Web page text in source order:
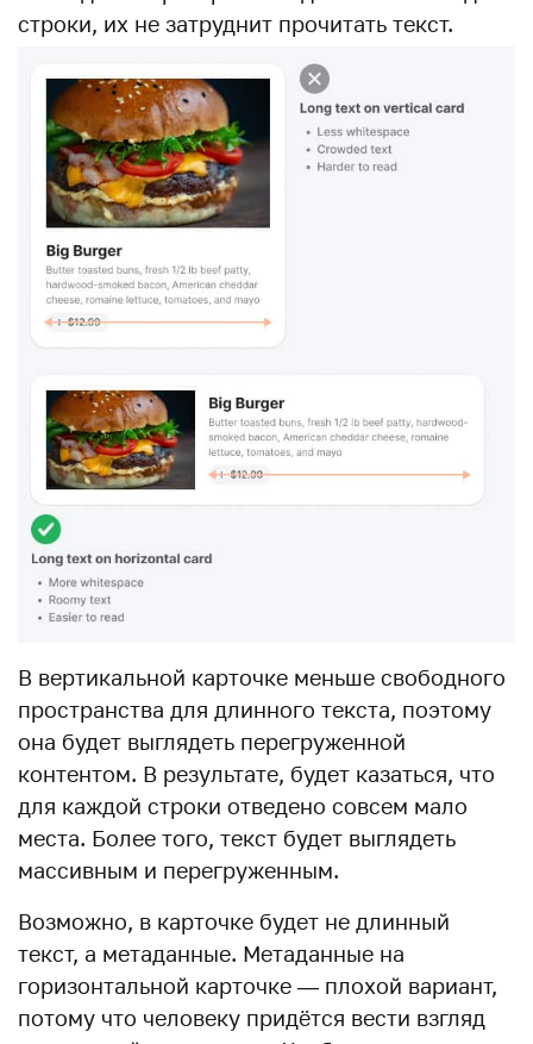
строки, их не затруднит прочитать текст.
В вертикальной карточке меньше свободного
пространства для длинного текста, поэтому
она будет выглядеть перегруженной
контентом. В результате, будет казаться, что
для каждой строки отведено совсем мало
места. Более того, текст будет выглядеть
массивным и перегруженным.
Возможно, в карточке будет не длинный
текст, а метаданные. Метаданные на
горизонтальной карточке — плохой вариант,
потому что человеку придётся вести взгляд